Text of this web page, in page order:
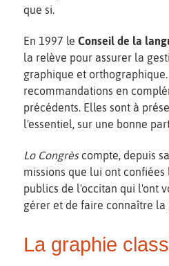
que si.
En 1997 le Conseil de la
la relève pour assurer la
graphique et
recommandations en
précédents. Elles sont à
l'essentiel, sur une bonne
Lo Congrèscompte, depuis
missions que lui ont
publics de l'occitan qui l'ont
gérer et de faire connaître la
La graphie